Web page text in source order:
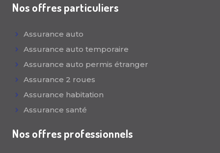
Nos offres particuliers
Assurance auto
Assurance auto temporaire
Assurance auto permis étranger
Assurance 2 roues
Assurance habitation
Assurance santé
Nos offres professionnels